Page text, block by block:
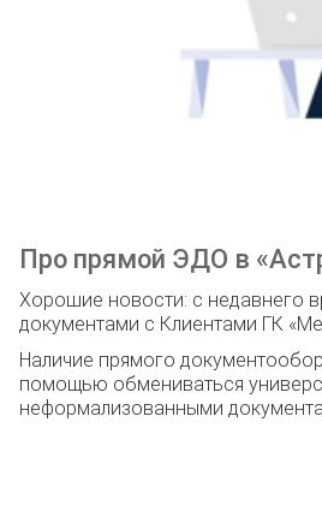
Про прямой ЭДО в
Хорошие новости: с недавнего
документами с Клиентами ГК
Наличие прямого
помощью обмениваться
неформализованными